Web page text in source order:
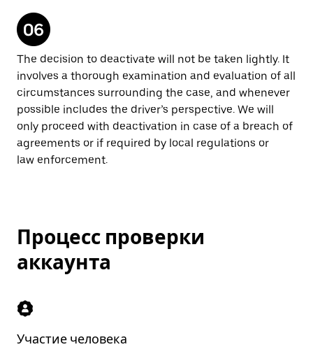
The decision to deactivate will not be taken lightly. It
involves a thorough examination and evaluation of all
circumstances surrounding the case, and whenever
possible includes the driver’s perspective. We will
only proceed with deactivation in case of a breach of
agreements or if required by local regulations or
law enforcement.
Процесс проверки
аккаунта
Участие человека